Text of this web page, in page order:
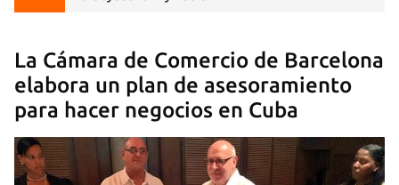
La Cámara de Comercio de Barcelona
elabora un plan de asesoramiento
para hacer negocios en Cuba